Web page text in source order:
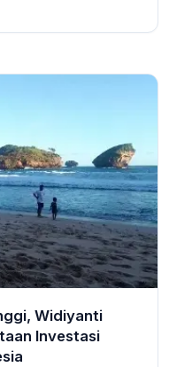
Widiyanti
Investasi